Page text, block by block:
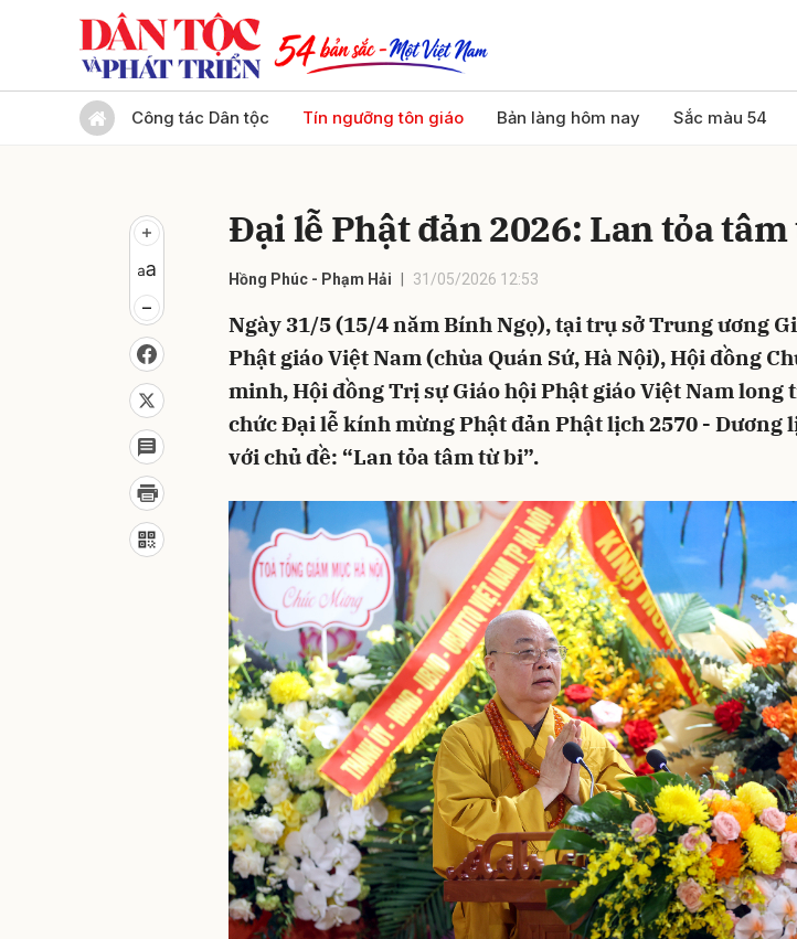
Công tác Dân tộc Tín ngưỡng tôn giáo Bản làng hôm nay Sắc màu 54
Đại lễ Phật đản 2026: Lan tỏa
Hồng Phúc - Phạm Hải 31/05/2026 12:53
Ngày 31/5 (15/4 năm Bính Ngọ), tại trụ sở Trung ương
Phật giáo Việt Nam (chùa Quán Sứ, Hà Nội), Hội đồng
minh, Hội đồng Trị sự Giáo hội Phật giáo Việt Nam long
chức Đại lễ kính mừng Phật đản Phật lịch 2570 - Dương
với chủ đề: “Lan tỏa tâm từ bi”.
Gửi bình luận